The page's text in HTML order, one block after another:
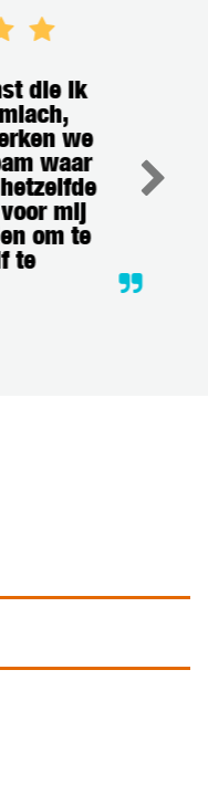
die ik
we
waar
mij
om te
te